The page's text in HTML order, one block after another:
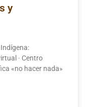
y
· Centro
«no hacer nada»